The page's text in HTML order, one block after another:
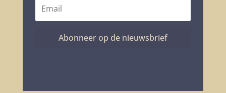
Abonneer op de nieuwsbrief